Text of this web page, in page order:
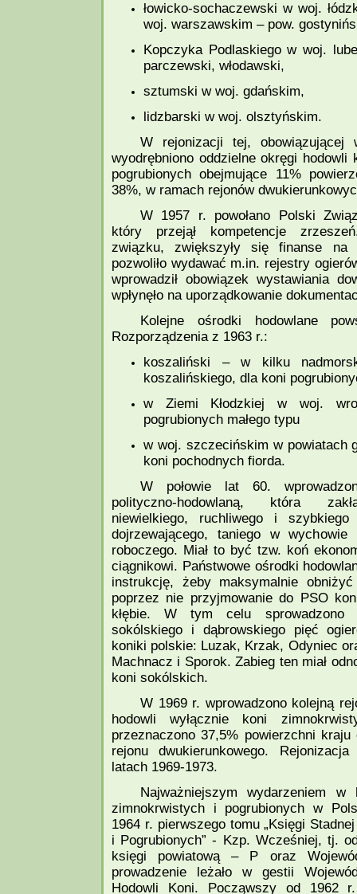
łowicko-sochaczewski w woj.
woj. warszawskim – pow.
Kopczyka Podlaskiego w woj.
parczewski, włodawski,
sztumski w woj. gdańskim,
lidzbarski w woj. olsztyńskim.
W rejonizacji tej, obowiązującej
wyodrębniono oddzielne okręgi
pogrubionych obejmujące 11%
38%, w ramach rejonów
W 1957 r. powołano Polski
który przejął kompetencje
związku, zwiększyły się finanse na
pozwoliło wydawać m.in. rejestry
wprowadził obowiązek wystawiania
wpłynęło na uporządkowanie
Kolejne ośrodki hodowlane
Rozporządzenia z 1963 r.:
koszaliński – w kilku
koszalińskiego, dla koni
w Ziemi Kłodzkiej w woj.
pogrubionych małego typu
w woj. szczecińskim w powiatach
koni pochodnych fiorda.
W połowie lat 60.
polityczno-hodowlaną, która
niewielkiego, ruchliwego i
dojrzewającego, taniego w
roboczego. Miał to być tzw. koń
ciągnikowi. Państwowe ośrodki
instrukcję, żeby maksymalnie
poprzez nie przyjmowanie do PSO
kłębie. W tym celu sprowadzono
sokólskiego i dąbrowskiego pięć
koniki polskie: Luzak, Krzak, Odyniec
Machnacz i Sporok. Zabieg ten miał
koni sokólskich.
W 1969 r. wprowadzono kolejną
hodowli wyłącznie koni
przeznaczono 37,5% powierzchni
rejonu dwukierunkowego.
latach 1969-1973.
Najważniejszym wydarzeniem
zimnokrwistych i pogrubionych w
1964 r. pierwszego tomu „Księgi
i Pogrubionych” - Kzp. Wcześniej, tj.
księgi powiatową – P oraz
prowadzenie leżało w gestii
Hodowli Koni. Począwszy od 1962